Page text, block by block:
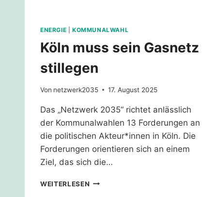
ENERGIE KOMMUNALWAHL
Köln muss sein Gasnetz
stillegen
Von netzwerk2035 17. August 2025
Das „Netzwerk 2035“ richtet anlässlich
der Kommunalwahlen 13 Forderungen an
die politischen Akteur*innen in Köln. Die
Forderungen orientieren sich an einem
Ziel, das sich die…
WEITERLESEN KÖLN